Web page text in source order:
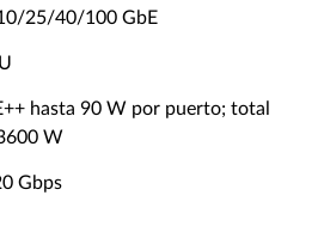
25/40/100 GbE
hasta 90 W por puerto; total
W
Gbps